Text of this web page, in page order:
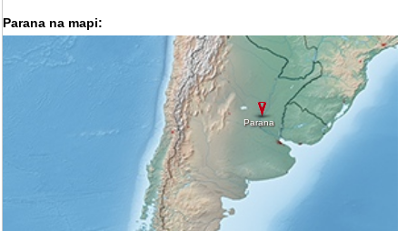
Parana na mapi:
Parana